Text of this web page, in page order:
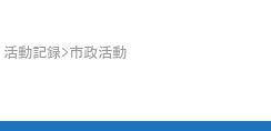
活動記録>市政活動